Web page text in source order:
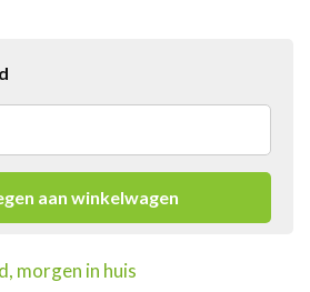
aan winkelwagen
morgen in huis